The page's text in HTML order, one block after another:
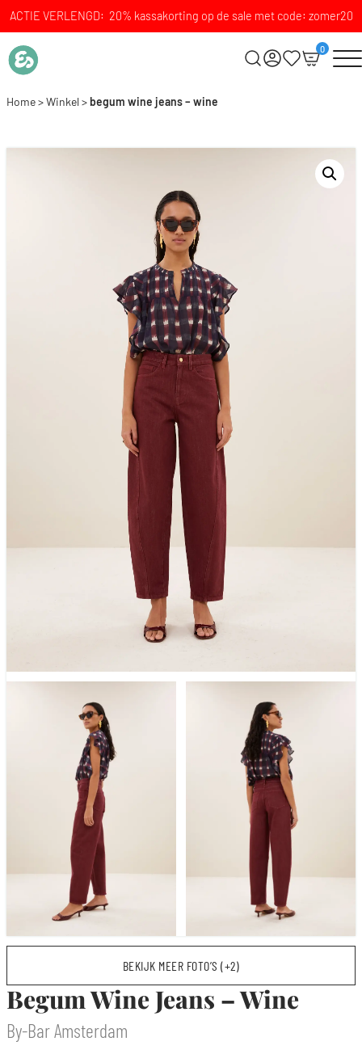
ACTIE VERLENGD: 20% kassakorting op de sale met code: zomer20
0
Home>Winkel>begum wine jeans – wine
BEKIJK MEER FOTO’S (+2)
Begum Wine Jeans – Wine
By-Bar Amsterdam